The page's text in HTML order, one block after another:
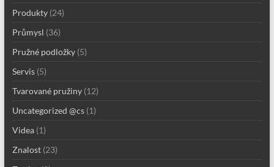
Produkty(24)
Průmysl (36)
Pružné podložky(5)
Servis(5)
Tvarované pružiny(12)
Uncategorized @cs(1)
Videa(1)
Znalost(23)